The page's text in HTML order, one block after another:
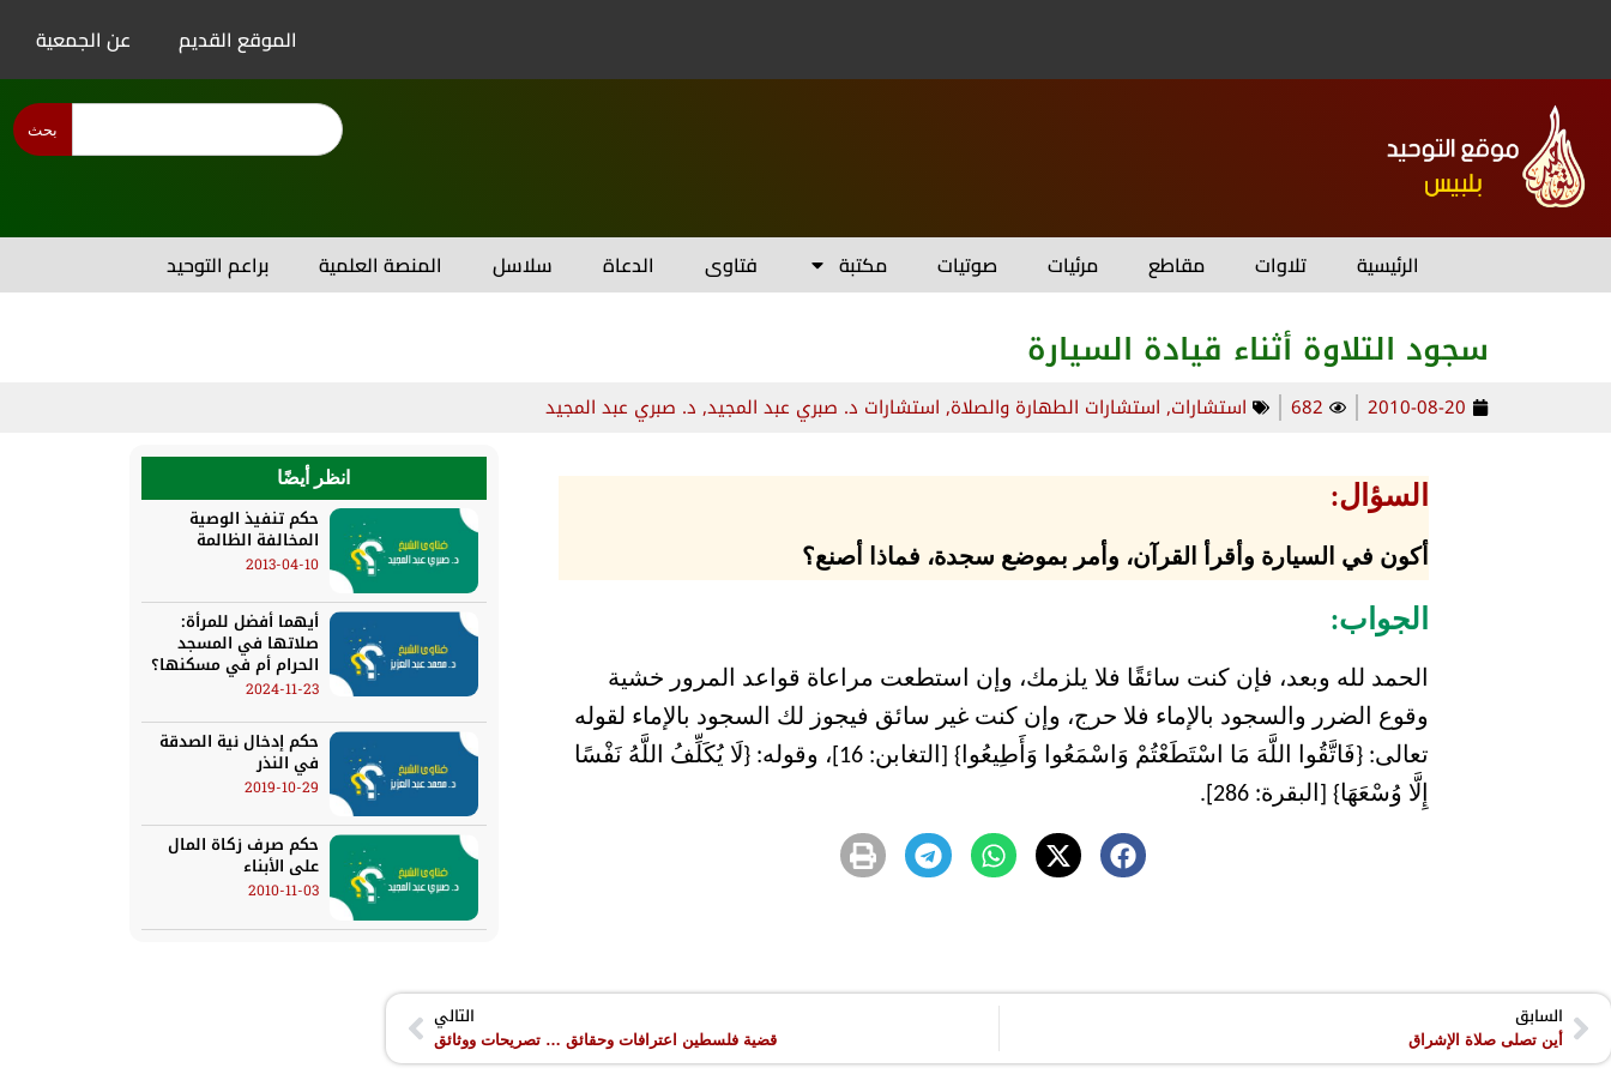
الموقع القديم عن الجمعية
بحث
الرئيسية تلاوات مقاطع مرئيات صوتيات مكتبة فتاوى الدعاة سلاسل المنصة العلمية براعم التوحيد
سجود التلاوة أثناء قيادة السيارة
2010-08-20
682 استشارات, استشارات الطهارة والصلاة, استشارات د. صبري عبد المجيد, د. صبري عبد المجيد
السؤال:
أكون في السيارة وأقرأ القرآن، وأمر بموضع سجدة، فماذا أصنع؟
الجواب:
الحمد لله وبعد، فإن كنت سائقًا فلا يلزمك، وإن استطعت مراعاة قواعد المرور خشية
وقوع الضرر والسجود بالإماء فلا حرج، وإن كنت غير سائق فيجوز لك السجود بالإماء لقوله
تعالى: {فَاتَّقُوا اللَّهَ مَا اسْتَطَعْتُمْ وَاسْمَعُوا وَأَطِيعُوا} [التغابن: 16]، وقوله: {لَا يُكَلِّفُ اللَّهُ نَفْسًا
إِلَّا وُسْعَهَا} [البقرة: 286].
انظر أيضًا
حكم تنفيذ الوصية
المخالفة الظالمة
2013-04-10
أيهما أفضل للمرأة:
صلاتها في المسجد
الحرام أم في مسكنها؟
2024-11-23
حكم إدخال نية الصدقة
في النذر
2019-10-29
حكم صرف زكاة المال
على الأبناء
2010-11-03
السابق
أين تصلى صلاة الإشراق
التالي
قضية فلسطين اعترافات وحقائق … تصريحات ووثائق